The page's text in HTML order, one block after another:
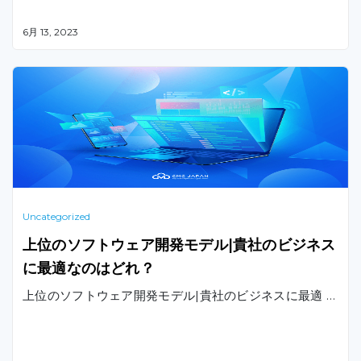
6月 13, 2023
Uncategorized
上位のソフトウェア開発モデル|貴社のビジネス
に最適なのはどれ？
上位のソフトウェア開発モデル|貴社のビジネスに最適 …